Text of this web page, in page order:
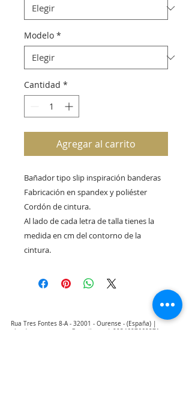
Modelo *
Cantidad *
Agregar al carrito
Bañador tipo slip inspiración banderas
Fabricación en spandex y poliéster
Cordón de cintura.
Al lado de cada letra de talla tienes la
medida en cm del contorno de la
cintura.
Rua Tres Fontes 8-A - 32001 - Ourense - (España) |
elunderwearourense@gmail.com
| 0034697669271